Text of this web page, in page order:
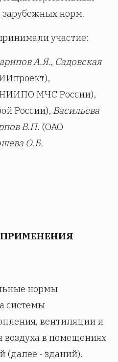
зарубежных норм.
участие:
А.Я., Садовская
МЧС России),
России), Васильева
В.П. (ОАО
О.Б.
ПРИМЕНЕНИЯ
нормы
системы
вентиляции и
в помещениях
(далее - зданий).